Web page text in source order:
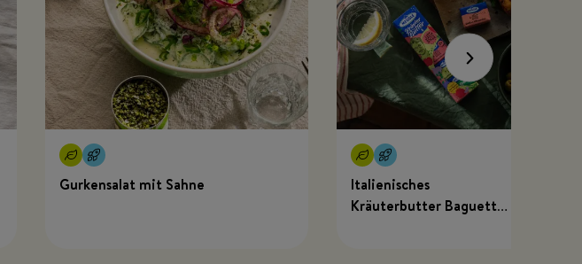
Gurkensalat mit Sahne
Italienisches
Kräuterbutter Baguette